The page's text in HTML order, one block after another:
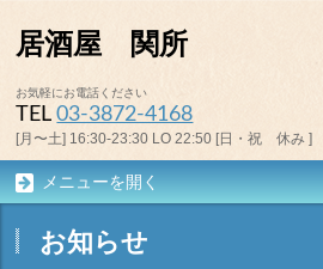
居酒屋 関所
お気軽にお電話ください
TEL03-3872-4168
[月〜土] 16:30-23:30 LO 22:50 [日・祝 休み ]
メニューを開く
お知らせ